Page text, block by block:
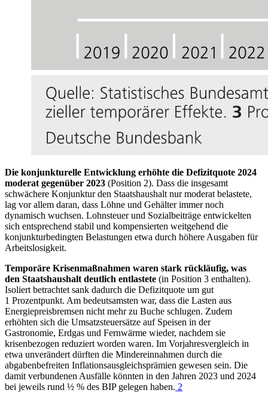
Die konjunkturelle Entwicklung erhöhte die Defizitquote 2024
moderat gegenüber 2023 (Position 2). Dass die insgesamt
schwächere Konjunktur den Staatshaushalt nur moderat belastete,
lag vor allem daran, dass Löhne und Gehälter immer noch
dynamisch wuchsen. Lohnsteuer und Sozialbeiträge entwickelten
sich entsprechend stabil und kompensierten weitgehend die
konjunkturbedingten Belastungen etwa durch höhere Ausgaben für
Arbeitslosigkeit.
Temporäre Krisenmaßnahmen waren stark rückläufig, was
den Staatshaushalt deutlich entlastete (in Position 3 enthalten).
Isoliert betrachtet sank dadurch die Defizitquote um gut
1 Prozentpunkt. Am bedeutsamsten war, dass die Lasten aus
Energiepreisbremsen nicht mehr zu Buche schlugen. Zudem
erhöhten sich die Umsatzsteuersätze auf Speisen in der
Gastronomie, Erdgas und Fernwärme wieder, nachdem sie
krisenbezogen reduziert worden waren. Im Vorjahresvergleich in
etwa unverändert dürften die Mindereinnahmen durch die
abgabenbefreiten Inflationsausgleichsprämien gewesen sein. Die
damit verbundenen Ausfälle könnten in den Jahren 2023 und 2024
bei jeweils rund ½ % des BIPgelegen haben. 2